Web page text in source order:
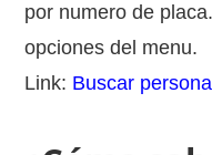
por numero de
opciones del menu.
Link: Buscar